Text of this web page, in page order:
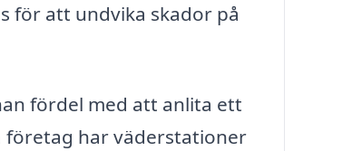
för att undvika skador på
fördel med att anlita ett
företag har väderstationer